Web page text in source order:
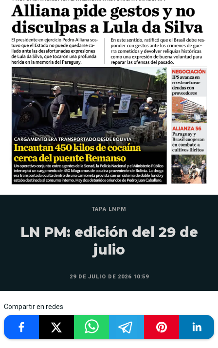
TAPA LNPM
LN PM: edición del 29 de
julio
29 DE JULIO DE 2026 10:59
Compartir en redes